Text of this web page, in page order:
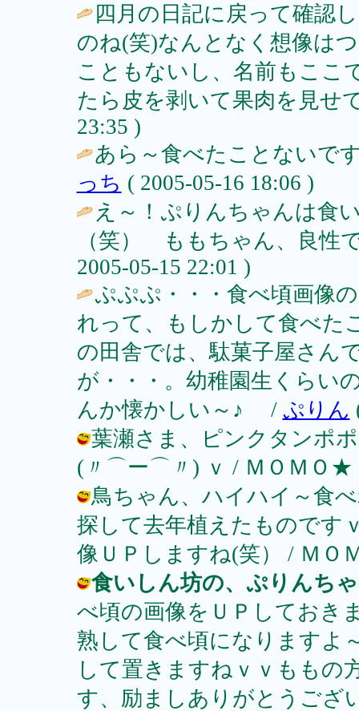
四月の日記に戻って確認
のね(笑)なんとなく想像は
こともないし、名前もここ
たら皮を剥いて果肉を見せ
23:35 )
あら～食べたことないで
っち ( 2005-05-16 18:06 )
え～！ぷりんちゃんは食
（笑） ももちゃん、良
2005-05-15 22:01 )
ぷぷぷ・・・食べ頃画像
れって、もしかして食べ
の田舎では、駄菓子屋さん
が・・・。幼稚園生くらい
んか懐かしい～♪ / ぷりん
葉瀬さま、ピンクタンポ
(〃⌒ー⌒〃) ｖ / ＭＯＭＯ★ (
鳥ちゃん、ハイハイ～食
探して去年植えたものです
像ＵＰしますね(笑） / ＭＯ
食いしん坊の、ぷりんち
べ頃の画像をＵＰしておき
熟して食べ頃になりますよ
して置きますねｖｖももの
す、励ましありがとうござ